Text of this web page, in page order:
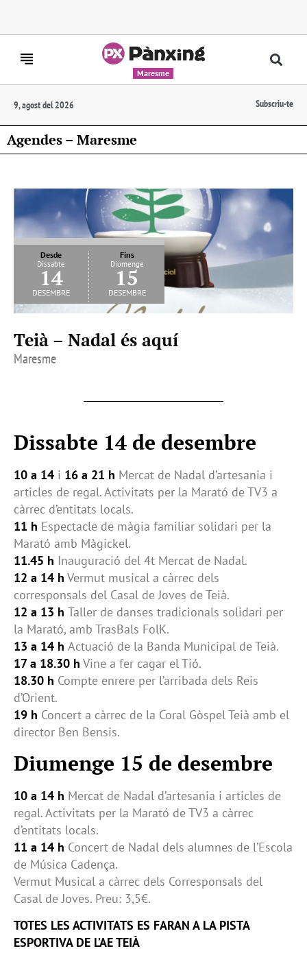
Maresme
9, agost del 2026 Subscriu-te
Agendes – Maresme
Desde
Dissabte
14
desembre
Fins
Diumenge
15
desembre
Teià – Nadal és aquí
Maresme
Dissabte 14 de desembre
10 a 14 i 16 a 21 h Mercat de Nadal d’artesania i
articles de regal. Activitats per la Marató de TV3 a
càrrec d’entitats locals.
11 h Espectacle de màgia familiar solidari per la
Marató amb Màgickel.
11.45 h Inauguració del 4t Mercat de Nadal.
12 a 14 h Vermut musical a càrrec dels
corresponsals del Casal de Joves de Teià.
12 a 13 h Taller de danses tradicionals solidari per
la Marató, amb TrasBals FolK.
13 a 14 h Actuació de la Banda Municipal de Teià.
17 a 18.30 h Vine a fer cagar el Tió.
18.30 h Compte enrere per l’arribada dels Reis
d’Orient.
19 h Concert a càrrec de la Coral Gòspel Teià amb el
director Ben Bensis.
Diumenge 15 de desembre
10 a 14 h Mercat de Nadal d’artesania i articles de
regal. Activitats per la Marató de TV3 a càrrec
d’entitats locals.
11 a 14 h Concert de Nadal dels alumnes de l’Escola
de Música Cadença.
Vermut Musical a càrrec dels Corresponsals del
Casal de Joves. Preu: 3,5€.
TOTES LES ACTIVITATS ES FARAN A LA PISTA
ESPORTIVA DE L’AE TEIÀ